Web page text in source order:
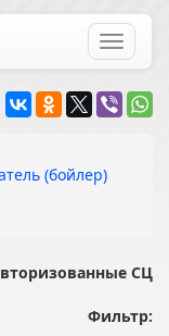
(бойлер)
СЦ
Фильтр: